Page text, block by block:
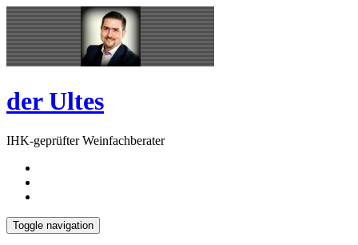
Skip
to
content
Open
Sidebar
der Ultes
IHK-geprüfter Weinfachberater
Toggle navigation